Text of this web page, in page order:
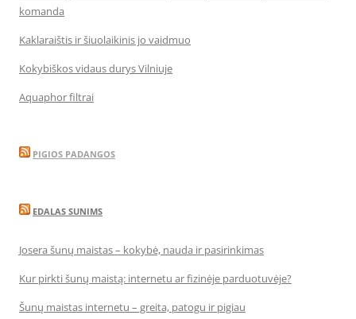
komanda
Kaklaraištis ir šiuolaikinis jo vaidmuo
Kokybiškos vidaus durys Vilniuje
Aquaphor filtrai
PIGIOS PADANGOS
EDALAS SUNIMS
Josera šunų maistas – kokybė, nauda ir pasirinkimas
Kur pirkti šunų maistą: internetu ar fizinėje parduotuvėje?
Šunų maistas internetu – greita, patogu ir pigiau